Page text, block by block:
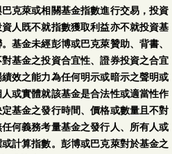
克萊或相關基金指數進行交易，投資
人既不就指數獲取利益亦不就投資基
基金未經彭博或巴克萊贊助、背書、
基金之投資合宜性、證券投資之合宜
效之能力為任何明示或暗示之聲明或
或實體就該基金是合法性或適當性作
基金之發行時間、價格或數量且不對
何義務考量基金之發行人、所有人或
計算指數。彭博或巴克萊對於基金之